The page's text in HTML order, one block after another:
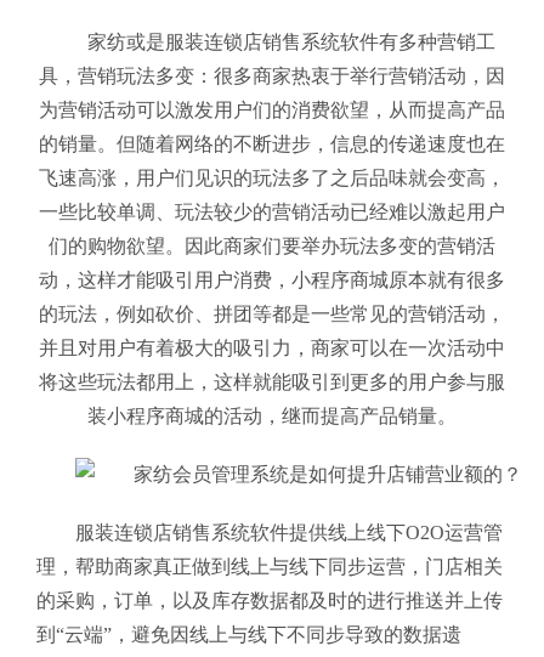
家纺或是服装连锁店销售系统软件有多种营销工
具，营销玩法多变：很多商家热衷于举行营销活动，因
为营销活动可以激发用户们的消费欲望，从而提高产品
的销量。但随着网络的不断进步，信息的传递速度也在
飞速高涨，用户们见识的玩法多了之后品味就会变高，
一些比较单调、玩法较少的营销活动已经难以激起用户
们的购物欲望。因此商家们要举办玩法多变的营销活
动，这样才能吸引用户消费，小程序商城原本就有很多
的玩法，例如砍价、拼团等都是一些常见的营销活动，
并且对用户有着极大的吸引力，商家可以在一次活动中
将这些玩法都用上，这样就能吸引到更多的用户参与服
装小程序商城的活动，继而提高产品销量。
服装连锁店销售系统软件提供线上线下O2O运营管
理，帮助商家真正做到线上与线下同步运营，门店相关
的采购，订单，以及库存数据都及时的进行推送并上传
到“云端”，避免因线上与线下不同步导致的数据遗